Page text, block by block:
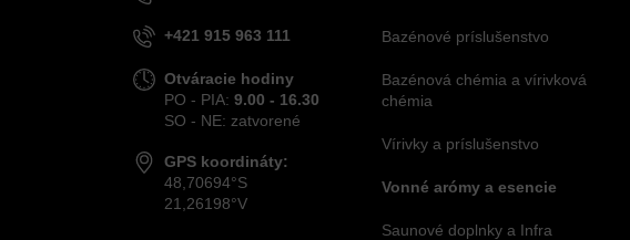
+421 915 963 111
Otváracie hodiny
PO - PIA: 9.00 - 16.30
SO - NE: zatvorené
GPS koordináty:
48,70694°S
21,26198°V
Bazénové príslušenstvo
Bazénová chémia a vírivková
chémia
Vírivky a príslušenstvo
Vonné arómy a esencie
Saunové doplnky a Infra